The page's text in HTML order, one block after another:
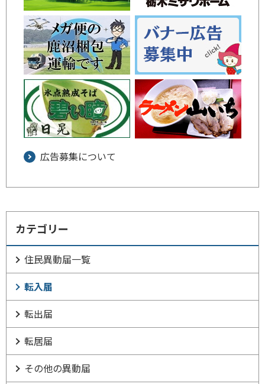
広告募集について
カテゴリー
住民異動届一覧
転入届
転出届
転居届
その他の異動届